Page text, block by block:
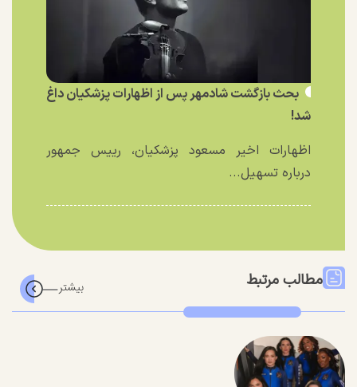
بحث بازگشت شادمهر پس از اظهارات پزشکیان داغ
شد!
اظهارات اخیر مسعود پزشکیان، رییس جمهور
درباره تسهیل...
مطالب مرتبط